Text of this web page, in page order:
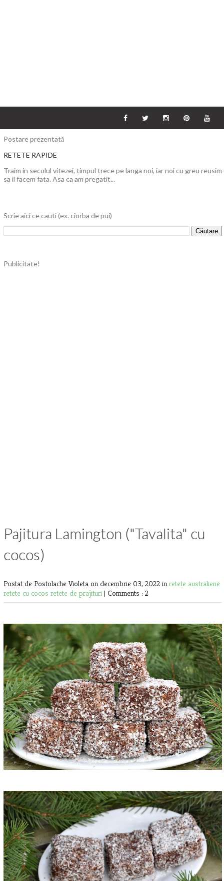
Postare prezentată
RETETE RAPIDE
Traim in secolul vitezei, timpul trece pe langa noi, iar noi cu greu reusim
sa ii facem fata. Asa ca am pregatit...
Scrie aici ce cauti (ex. ciorba de pui)
Publicitate!
Pajitura Lamington ("Tavalita" cu
cocos)
Postat de Postolache Violeta on decembrie 03, 2022 in retete australiene
retete cu cocos retete de prajituri | Comments : 2